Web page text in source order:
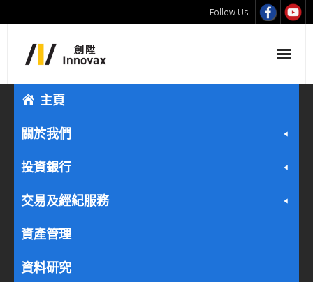
Follow Us
主頁
關於我們
投資銀行
交易及經紀服務
資產管理
資料研究